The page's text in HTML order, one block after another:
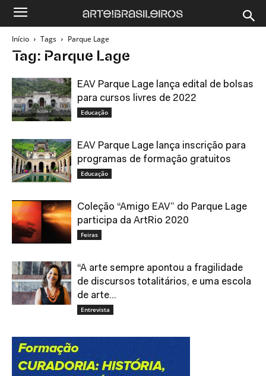
Início Tags Parque Lage
Tag: Parque Lage
EAV Parque Lage lança edital de bolsas
para cursos livres de 2022
Educação
EAV Parque Lage lança inscrição para
programas de formação gratuitos
Educação
Coleção “Amigo EAV” do Parque Lage
participa da ArtRio 2020
Feiras
“A arte sempre apontou a fragilidade
de discursos totalitários, e uma escola
de arte...
Entrevista